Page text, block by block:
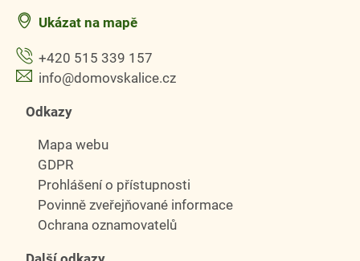
Ukázat na mapě
+420 515 339 157
info@domovskalice.cz
Odkazy
Mapa webu
GDPR
Prohlášení o přístupnosti
Povinně zveřejňované informace
Ochrana oznamovatelů